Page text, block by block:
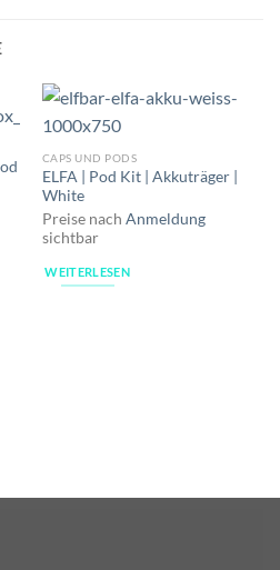
CAPS UND PODS
ELFA | Pod Kit | Akkuträger |
White
Preise nach Anmeldung
sichtbar
WEITERLESEN